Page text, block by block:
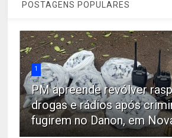
POSTAGENS POPULARES
1
PM apreende revólver
drogas e rádios após
fugirem no Danon, em